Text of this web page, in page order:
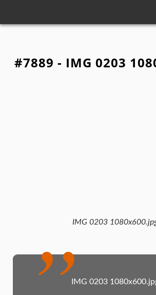
#7889 - IMG 0203
IMG 0203
IMG 0203